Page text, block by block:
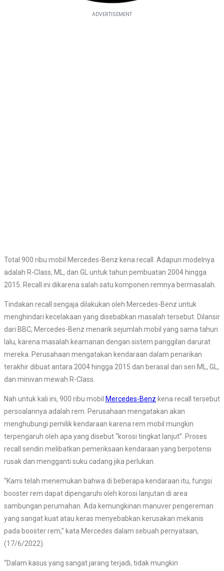
Total 900 ribu mobil Mercedes-Benz kena recall. Adapun modelnya
adalah R-Class, ML, dan GL untuk tahun pembuatan 2004 hingga
2015. Recall ini dikarena salah satu komponen remnya bermasalah.
Tindakan recall sengaja dilakukan oleh Mercedes-Benz untuk
menghindari kecelakaan yang disebabkan masalah tersebut. Dilansir
dari BBC, Mercedes-Benz menarik sejumlah mobil yang sama tahun
lalu, karena masalah keamanan dengan sistem panggilan darurat
mereka. Perusahaan mengatakan kendaraan dalam penarikan
terakhir dibuat antara 2004 hingga 2015 dan berasal dari seri ML, GL,
dan minivan mewah R-Class.
Nah untuk kali ini, 900 ribu mobil Mercedes-Benz kena recall tersebut
persoalannya adalah rem. Perusahaan mengatakan akan
menghubungi pemilik kendaraan karena rem mobil mungkin
terpengaruh oleh apa yang disebut “korosi tingkat lanjut”. Proses
recall sendiri melibatkan pemeriksaan kendaraan yang berpotensi
rusak dan mengganti suku cadang jika perlukan.
“Kami telah menemukan bahwa di beberapa kendaraan itu, fungsi
booster rem dapat dipengaruhi oleh korosi lanjutan di area
sambungan perumahan. Ada kemungkinan manuver pengereman
yang sangat kuat atau keras menyebabkan kerusakan mekanis
pada booster rem,” kata Mercedes dalam sebuah pernyataan,
(17/6/2022).
“Dalam kasus yang sangat jarang terjadi, tidak mungkin